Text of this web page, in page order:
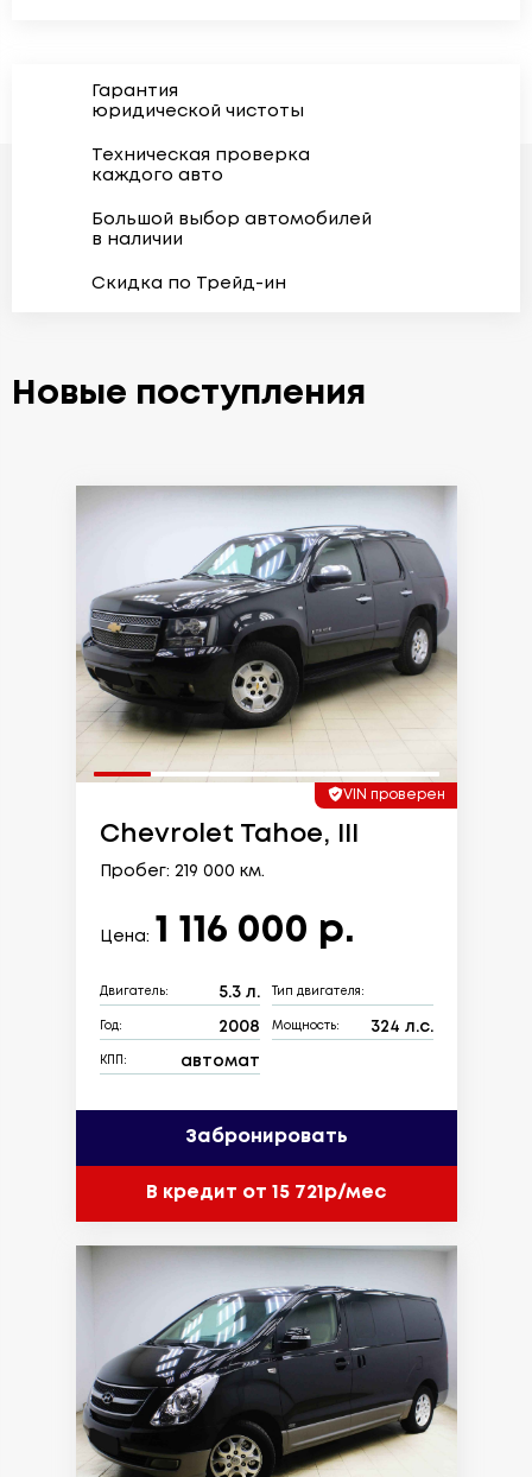
Гарантия
юридической чистоты
Техническая проверка
каждого авто
Большой выбор автомобилей
в наличии
Скидка по Трейд-ин
Новые поступления
VIN проверен
Chevrolet Tahoe, III
Пробег: 219 000 км.
Цена: 1 116 000 р.
Двигатель: 5.3 л. Тип двигателя:
Год: 2008 Мощность: 324 л.с.
КПП: автомат
Забронировать
В кредит от 15 721р/мес